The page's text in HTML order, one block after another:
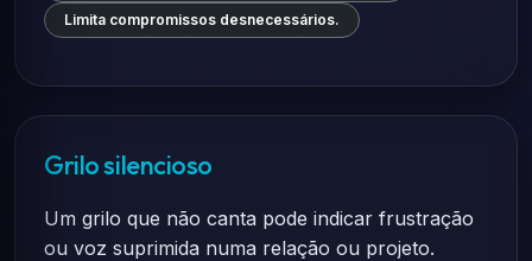
Limita compromissos desnecessários.
Grilo silencioso
Um grilo que não canta pode indicar frustração
ou voz suprimida numa relação ou projeto.